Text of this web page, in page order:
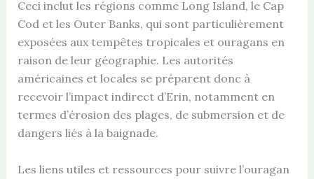
Ceci inclut les régions comme Long Island, le Cap
Cod et les Outer Banks, qui sont particulièrement
exposées aux tempêtes tropicales et ouragans en
raison de leur géographie. Les autorités
américaines et locales se préparent donc à
recevoir l’impact indirect d’Erin, notamment en
termes d’érosion des plages, de submersion et de
dangers liés à la baignade.
Les liens utiles et ressources pour suivre l’ouragan